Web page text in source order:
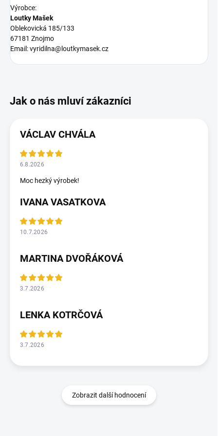
Výrobce:
Loutky Mašek
Oblekovická 185/133
67181 Znojmo
Email: vyridilna@loutkymasek.cz
VÁCLAV CHVÁLA
6.8.2026
Moc hezký výrobek!
IVANA VASATKOVA
10.7.2026
MARTINA DVOŘÁKOVÁ
3.7.2026
LENKA KOTRČOVÁ
3.7.2026
Zobrazit další hodnocení